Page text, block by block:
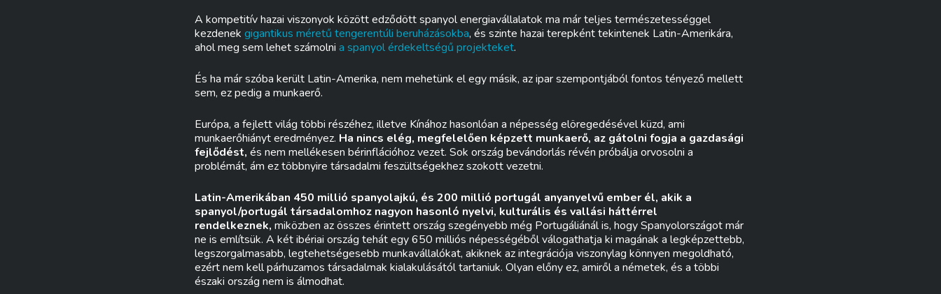
A kompetitív hazai viszonyok között edződött spanyol energiavállalatok ma már teljes természetességgel
kezdenek gigantikus méretű tengerentúli beruházásokba, és szinte hazai terepként tekintenek Latin-Amerikára,
ahol meg sem lehet számolni a spanyol érdekeltségű projekteket.
És ha már szóba került Latin-Amerika, nem mehetünk el egy másik, az ipar szempontjából fontos tényező mellett
sem, ez pedig a munkaerő.
Európa, a fejlett világ többi részéhez, illetve Kínához hasonlóan a népesség elöregedésével küzd, ami
munkaerőhiányt eredményez. Ha nincs elég, megfelelően képzett munkaerő, az gátolni fogja a gazdasági
fejlődést, és nem mellékesen bérinflációhoz vezet. Sok ország bevándorlás révén próbálja orvosolni a
problémát, ám ez többnyire társadalmi feszültségekhez szokott vezetni.
Latin-Amerikában 450 millió spanyolajkú, és 200 millió portugál anyanyelvű ember él, akik a
spanyol/portugál társadalomhoz nagyon hasonló nyelvi, kulturális és vallási háttérrel
rendelkeznek, miközben az összes érintett ország szegényebb még Portugáliánál is, hogy Spanyolországot már
ne is említsük. A két ibériai ország tehát egy 650 milliós népességéből válogathatja ki magának a legképzettebb,
legszorgalmasabb, legtehetségesebb munkavállalókat, akiknek az integrációja viszonylag könnyen megoldható,
ezért nem kell párhuzamos társadalmak kialakulásától tartaniuk. Olyan előny ez, amiről a németek, és a többi
északi ország nem is álmodhat.